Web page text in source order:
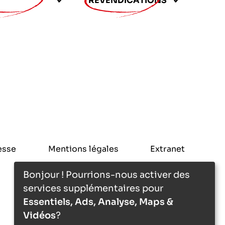
Mentions légales Extranet
Bonjour ! Pourrions-nous activer des
services supplémentaires pour
Essentiels, Ads, Analyse, Maps &
Vidéos?